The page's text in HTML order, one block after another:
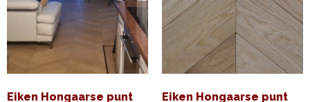
Eiken Hongaarse punt Eiken Hongaarse punt